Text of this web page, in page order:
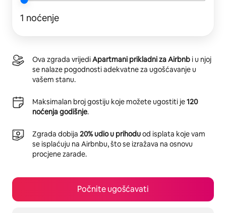
1 noćenje
Ova zgrada vrijediApartmani prikladni za Airbnb i u njoj
se nalaze pogodnosti adekvatne za ugošćavanje u
vašem stanu.
Maksimalan broj gostiju koje možete ugostiti je120
noćenja godišnje.
Zgrada dobija 20% udio u prihoduod isplata koje vam
se isplaćuju na Airbnbu, što se izražava na osnovu
procjene zarade.
Počnite ugošćavati